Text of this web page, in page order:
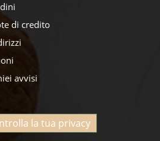
di credito
avvisi
la tua privacy